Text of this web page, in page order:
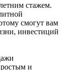
стажем.
смогут вам
инвестиций
и